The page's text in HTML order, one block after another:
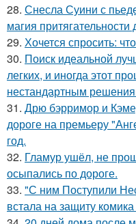
28. Снесла Суини с
магия
29. Хочется спросить:
30. Поиск идеальной
легких, и иногда этот
нестандартным
31. Дрю бэрримор и
дороге на премьеру
год.
32. Гламур ушёл, не
осыпались по дороге.
33. "С ним Поступили
встала на защиту